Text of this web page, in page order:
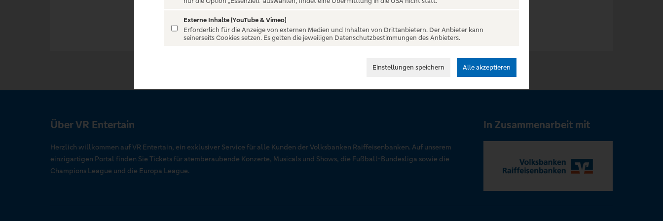
Über VR Entertain
Herzlich willkommen auf VR Entertain, ein exklusiver Service für alle Kunden der Volksbanken Raiffeisenbanken. Auf unserem
einzigartigen Portal finden Sie Tickets für atemberaubende Konzerte, Musicals und Shows, die Fußball-Bundesliga sowie die
Champions League und die Europa League.
In Zusammenarbeit mit
Externe Inhalte (YouTube & Vimeo)
Erforderlich für die Anzeige von externen Medien und Inhalten von Drittanbietern. Der Anbieter kann
seinerseits Cookies setzen. Es gelten die jeweiligen Datenschutzbestimmungen des Anbieters.
Einstellungen speichern Alle akzeptieren